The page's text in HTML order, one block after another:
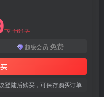
￥1617
超级会员 免费
登陆后购买，可保存购买订单